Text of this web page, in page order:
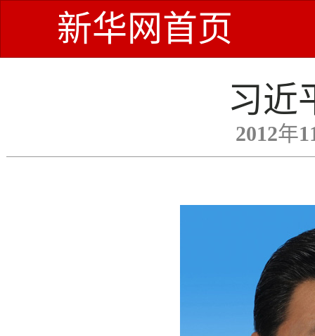
新华网首页
习近
2012年